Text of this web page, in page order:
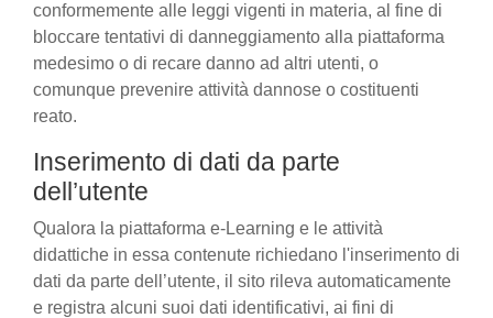
conformemente alle leggi vigenti in materia, al fine di
bloccare tentativi di danneggiamento alla piattaforma
medesimo o di recare danno ad altri utenti, o
comunque prevenire attività dannose o costituenti
reato.
Inserimento di dati da parte
dell’utente
Qualora la piattaforma e-Learning e le attività
didattiche in essa contenute richiedano l'inserimento di
dati da parte dell’utente, il sito rileva automaticamente
e registra alcuni suoi dati identificativi, ai fini di